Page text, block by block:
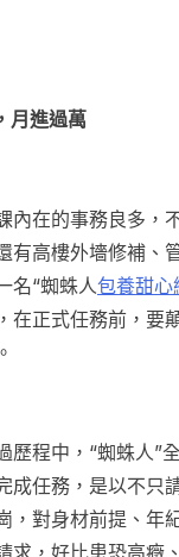
進過萬
在的事務良多，
有高樓外墻修補、
名“蜘蛛人包養甜心
在正式任務前，要
程中，“蜘蛛人”
成任務，是以不只
，對身材前提、年